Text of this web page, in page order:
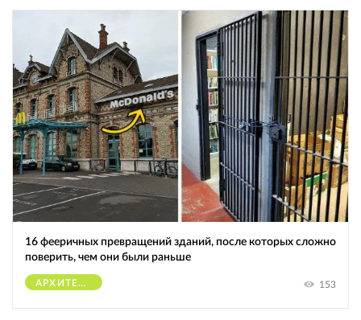
16 фееричных превращений зданий, после которых сложно
поверить, чем они были раньше
АРХИТЕКТУРА 153